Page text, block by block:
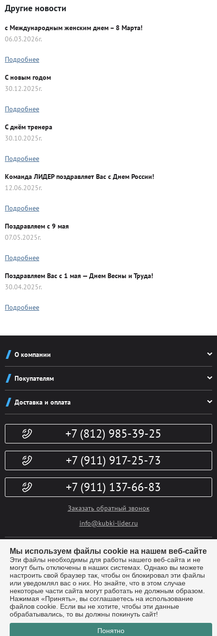
Другие новости
с Международным женским днем – 8 Марта!
06.03.2026г.
Подробнее
C новым годом
30.12.2025г.
Подробнее
С днём тренера
30.10.2025г.
Подробнее
Команда ЛИДЕР поздравляет Вас с Днем России!
12.06.2025г.
Подробнее
Поздравляем с 9 мая
07.05.2025г.
Подробнее
Поздравляем Вас с 1 мая — Днем Весны и Труда!
30.04.2025г.
Подробнее
О компании
Реквизиты
Новости
Контакты
Покупателям
Система скидок
Конфиденциальность
Гарантии
Доп. услуги
Доставка и оплата
Политика возврата
+7 (812) 985-39-25
+7 (911) 917-25-73
+7 (911) 137-66-83
Заказать обратный звонок
info@kubki-lider.ru
© Компания "Лидер" - производство наградной атрибутики. Все
права защищены 2026г.
Санкт-Петербург, Металлострой, Центральный проезд, дом 12 «Т»
Мы используем файлы cookie на нашем веб-сайте
Эти файлы необходимы для работы нашего веб-сайта и не
могут быть отключены в наших системах. Однако вы можете
настроить свой браузер так, чтобы он блокировал эти файлы
или уведомлял вас о них. Но знайте, что в этом случае
некоторые части сайта могут работать не должным образом.
Нажимая «Принять», вы соглашаетесь на использование
файлов cookie. Если вы не хотите, чтобы эти данные
обрабатывались, то вы должны покинуть сайт!
Понятно